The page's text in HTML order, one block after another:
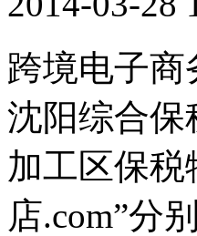
跨境电子商
沈阳综合保
加工区保税
店.com”分